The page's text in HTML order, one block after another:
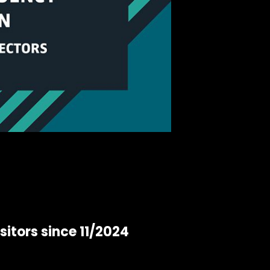
since 11/2024